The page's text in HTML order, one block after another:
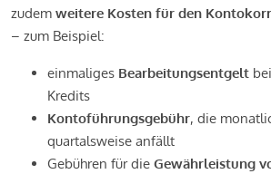
zudem weitere Kosten für den
– zum Beispiel:
einmaliges Bearbeitungsentgelt
Kredits
Kontoführungsgebühr, die
quartalsweise anfällt
Gebühren für die Gewährleistung